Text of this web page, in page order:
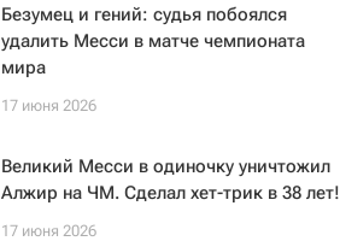
Безумец и гений: судья побоялся
удалить Месси в матче чемпионата
мира
17 июня 2026
Великий Месси в одиночку уничтожил
Алжир на ЧМ. Сделал хет-трик в 38 лет!
17 июня 2026